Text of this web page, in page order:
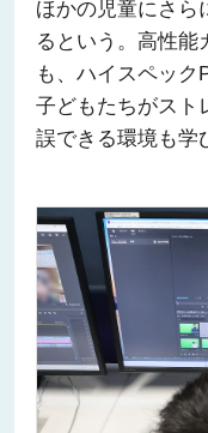
ほかの児童にさら
るという。高性能
も、ハイスペック
子どもたちがスト
誤できる環境も学